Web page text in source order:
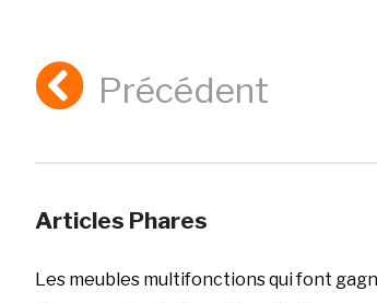
Précédent
Articles Phares
Les meubles multifonctions qui font